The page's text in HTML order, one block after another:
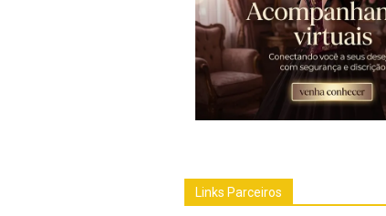
Links Parceiros